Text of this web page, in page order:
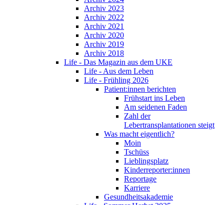
Archiv 2023
Archiv 2022
Archiv 2021
Archiv 2020
Archiv 2019
Archiv 2018
Life - Das Magazin aus dem UKE
Life - Aus dem Leben
Life - Frühling 2026
Patient:innen berichten
Frühstart ins Leben
Am seidenen Faden
Zahl der
Lebertransplantationen steigt
Was macht eigentlich?
Moin
Tschüss
Lieblingsplatz
Kinderreporter:innen
Reportage
Karriere
Gesundheitsakademie